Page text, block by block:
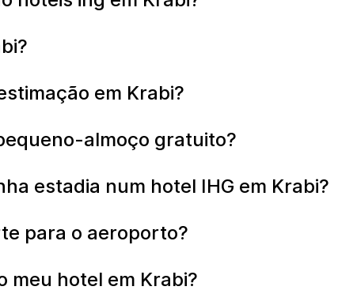
em Krabi?
almoço gratuito?
estadia num hotel IHG em Krabi?
para o aeroporto?
meu hotel em Krabi?